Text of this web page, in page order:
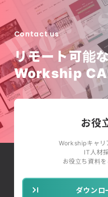
Contact us
リモート可能
Workship
お役
Workshipキャリ
IT人材
お役立ち資料を
ダウンロ